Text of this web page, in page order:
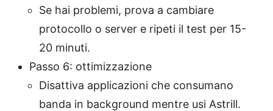
Se hai problemi, prova a cambiare
protocollo o server e ripeti il test per 15-
20 minuti.
Passo 6: ottimizzazione
Disattiva applicazioni che consumano
banda in background mentre usi Astrill.